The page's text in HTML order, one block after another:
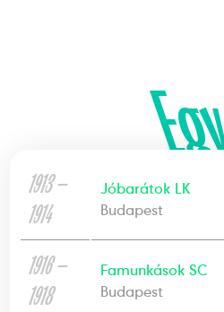
1913 —
1914
Jóbarátok LK
Budapest
1916 —
1918
Famunkások SC
Budapest